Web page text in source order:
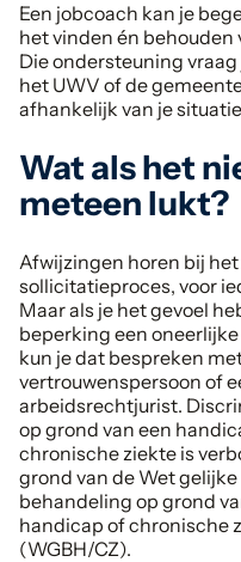
Een jobcoach kan je
het vinden én behouden
Die ondersteuning vraag
het UWV of de
afhankelijk van je
Wat als het
meteen lukt?
Afwijzingen horen bij het
sollicitatieproces, voor
Maar als je het gevoel
beperking een
kun je dat bespreken
vertrouwenspersoon of
arbeidsrechtjurist.
op grond van een
chronische ziekte is
grond van de Wet gelijke
behandeling op grond
handicap of chronische
(WGBH/CZ).